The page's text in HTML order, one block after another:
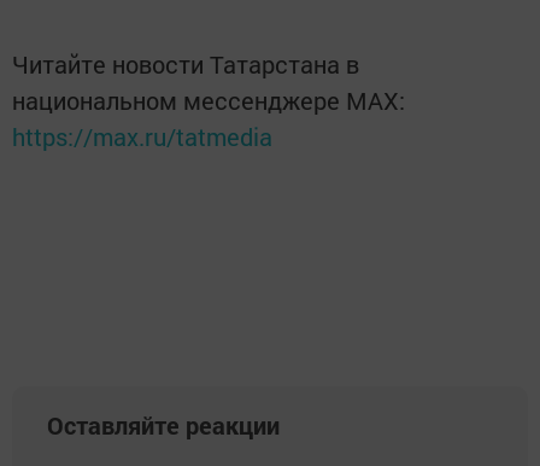
Читайте новости Татарстана в
национальном мессенджере MАХ:
https://max.ru/tatmedia
Оставляйте реакции